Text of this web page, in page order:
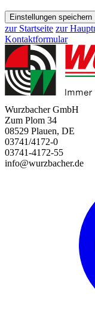
Einstellungen speichern
zur Startseite zur
Kontaktformular
Wurzbacher GmbH
Zum Plom 34
08529 Plauen, DE
03741/4172-0
03741-4172-55
info@wurzbacher.de